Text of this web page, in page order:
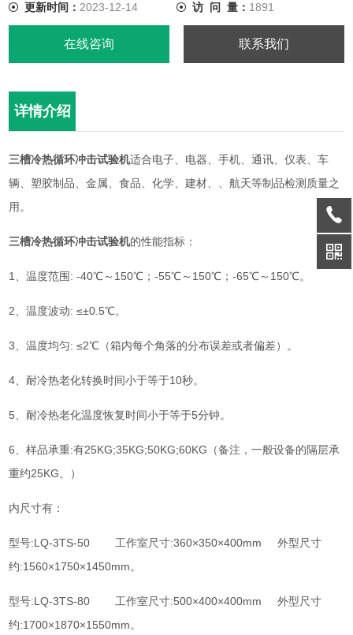
更新时间： 2023-12-14 访 问 量： 1891
在线咨询 联系我们
详情介绍
三槽冷热循环冲击试验机适合电子、电器、手机、通讯、仪表、车
辆、塑胶制品、金属、食品、化学、建材、、航天等制品检测质量之
用。
三槽冷热循环冲击试验机的性能指标：
1、温度范围: -40℃～150℃；-55℃～150℃；-65℃～150℃。
2、温度波动: ≤±0.5℃。
3、温度均匀: ≤2℃（箱内每个角落的分布误差或者偏差）。
4、耐冷热老化转换时间小于等于10秒。
5、耐冷热老化温度恢复时间小于等于5分钟。
6、样品承重:有25KG;35KG;50KG;60KG（备注，一般设备的隔层承
重约25KG。）
内尺寸有：
型号:LQ-3TS-50 工作室尺寸:360×350×400mm 外型尺寸
约:1560×1750×1450mm。
型号:LQ-3TS-80 工作室尺寸:500×400×400mm 外型尺寸
约:1700×1870×1550mm。